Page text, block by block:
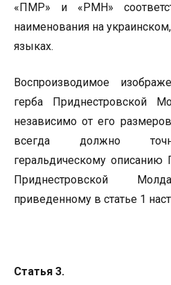
«ПМР» и «РМН»
наименования на
языках.
Воспроизводимое
герба Приднестровской
независимо от его
всегда должно точно
геральдическому описанию
Приднестровской
приведенному в статье 1
Статья 3.